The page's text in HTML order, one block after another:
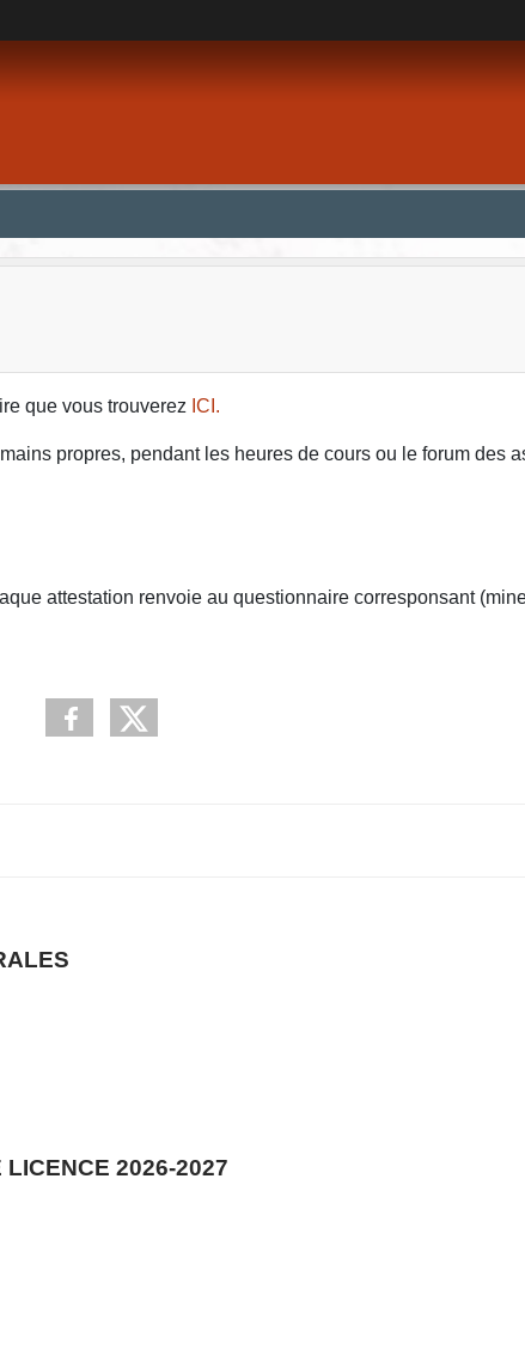
que vous trouverez ICI.
propres, pendant les heures de cours ou le forum des
attestation renvoie au questionnaire corresponsant
LICENCE 2026-2027